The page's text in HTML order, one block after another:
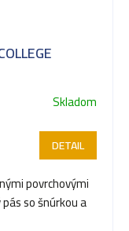
Skladom
DETAIL
povrchovými
so šnúrkou a